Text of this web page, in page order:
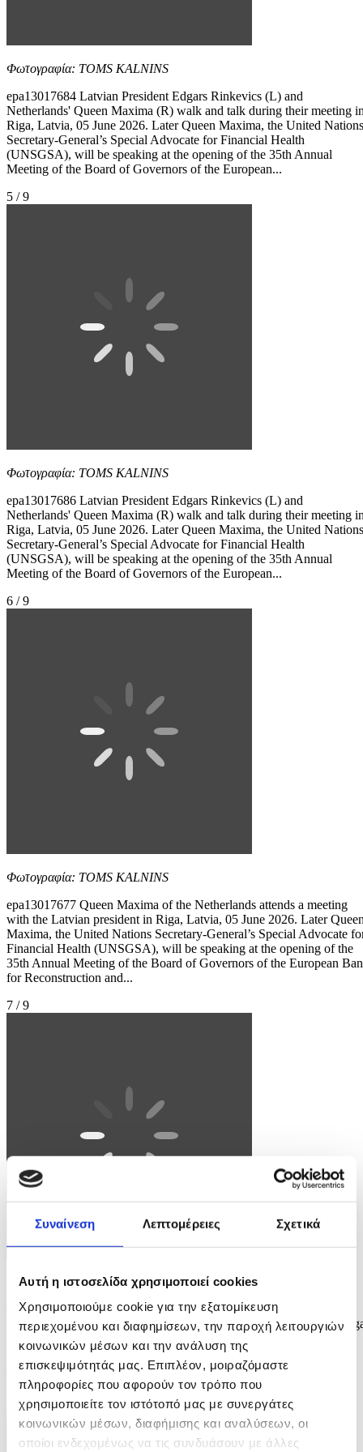
Συναίνεση Λεπτομέρειες Σχετικά
Αυτή η ιστοσελίδα χρησιμοποιεί cookies
Χρησιμοποιούμε cookie για την εξατομίκευση
περιεχομένου και διαφημίσεων, την παροχή λειτουργιών
κοινωνικών μέσων και την ανάλυση της
επισκεψιμότητάς μας. Επιπλέον, μοιραζόμαστε
πληροφορίες που αφορούν τον τρόπο που
χρησιμοποιείτε τον ιστότοπό μας με συνεργάτες
κοινωνικών μέσων, διαφήμισης και αναλύσεων, οι
οποίοι ενδεχομένως να τις συνδυάσουν με άλλες
Φωτογραφία: TOMS KALNINS
epa13017684 Latvian President Edgars Rinkevics (L) and
Netherlands' Queen Maxima (R) walk and talk during their meeting
Riga, Latvia, 05 June 2026. Later Queen Maxima, the United Nations
Secretary-General’s Special Advocate for Financial Health
(UNSGSA), will be speaking at the opening of the 35th Annual
Meeting of the Board of Governors of the European...
5 / 9
Φωτογραφία: TOMS KALNINS
epa13017686 Latvian President Edgars Rinkevics (L) and
Netherlands' Queen Maxima (R) walk and talk during their meeting
Riga, Latvia, 05 June 2026. Later Queen Maxima, the United Nations
Secretary-General’s Special Advocate for Financial Health
(UNSGSA), will be speaking at the opening of the 35th Annual
Meeting of the Board of Governors of the European...
6 / 9
Φωτογραφία: TOMS KALNINS
epa13017677 Queen Maxima of the Netherlands attends a meeting
with the Latvian president in Riga, Latvia, 05 June 2026. Later
Maxima, the United Nations Secretary-General’s Special Advocate
Financial Health (UNSGSA), will be speaking at the opening of the
35th Annual Meeting of the Board of Governors of the European
for Reconstruction and...
7 / 9
Φωτογραφία: TOMS KALNINS
epa13017678 Latvian President Edgars Rinkevics (R) and
Netherlands' Queen Maxima shake hands during their meeting in
Latvia, 05 June 2026. Later Queen Maxima, the United Nations
Secretary-General’s Special Advocate for Financial Health
(UNSGSA), will be speaking at the opening of the 35th Annual
Meeting of the Board of Governors of the European Bank...
8 / 9